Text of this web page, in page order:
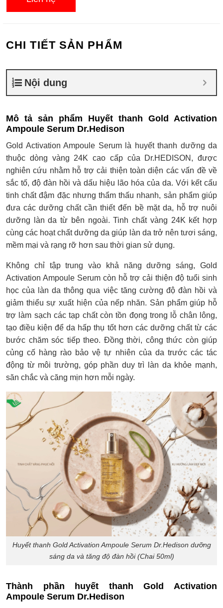
CHI TIẾT SẢN PHẨM
Nội dung
Mô tả sản phẩm Huyết thanh Gold Activation
Ampoule Serum Dr.Hedison
Gold Activation Ampoule Serum là huyết thanh dưỡng da
thuộc dòng vàng 24K cao cấp của Dr.HEDISON, được
nghiên cứu nhằm hỗ trợ cải thiện toàn diện các vấn đề về
sắc tố, độ đàn hồi và dấu hiệu lão hóa của da. Với kết cấu
tinh chất đậm đặc nhưng thẩm thấu nhanh, sản phẩm giúp
đưa các dưỡng chất cần thiết đến bề mặt da, hỗ trợ nuôi
dưỡng làn da từ bên ngoài. Tinh chất vàng 24K kết hợp
cùng các hoạt chất dưỡng da giúp làn da trở nên tươi sáng,
mềm mại và rạng rỡ hơn sau thời gian sử dụng.
Không chỉ tập trung vào khả năng dưỡng sáng, Gold
Activation Ampoule Serum còn hỗ trợ cải thiện độ tuổi sinh
học của làn da thông qua việc tăng cường độ đàn hồi và
giảm thiểu sự xuất hiện của nếp nhăn. Sản phẩm giúp hỗ
trợ làm sạch các tạp chất còn tồn đọng trong lỗ chân lông,
tạo điều kiện để da hấp thụ tốt hơn các dưỡng chất từ các
bước chăm sóc tiếp theo. Đồng thời, công thức còn giúp
củng cố hàng rào bảo vệ tự nhiên của da trước các tác
động từ môi trường, góp phần duy trì làn da khỏe mạnh,
săn chắc và căng mịn hơn mỗi ngày.
Huyết thanh Gold Activation Ampoule Serum Dr.Hedison dưỡng
sáng da và tăng độ đàn hồi (Chai 50ml)
Thành phần huyết thanh Gold Activation
Ampoule Serum Dr.Hedison